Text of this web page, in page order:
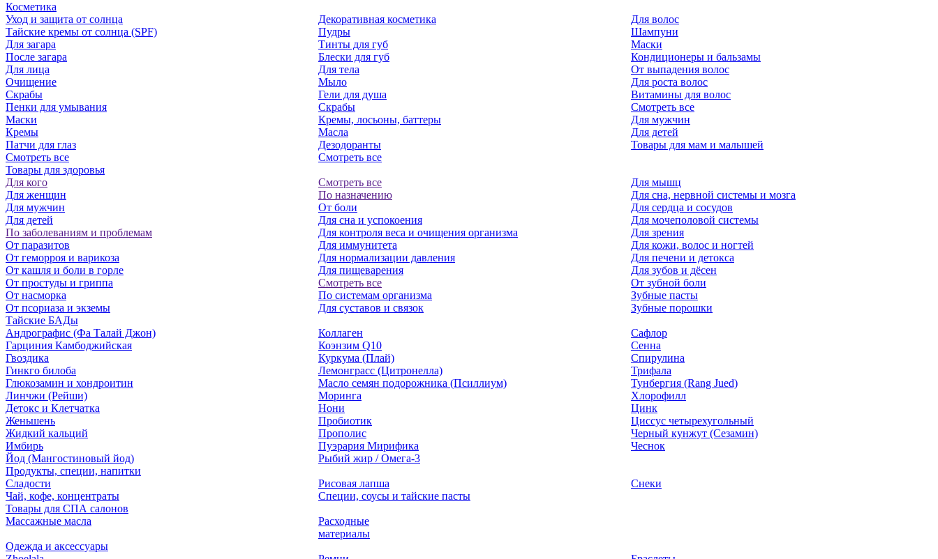
Косметика
Уход и защита от солнца
Тайские кремы от солнца (SPF)
Для загара
После загара
Для лица
Очищение
Скрабы
Пенки для умывания
Маски
Кремы
Патчи для глаз
Смотреть все
Декоративная косметика
Пудры
Тинты для губ
Блески для губ
Для тела
Мыло
Гели для душа
Скрабы
Кремы, лосьоны, баттеры
Масла
Дезодоранты
Смотреть все
Для волос
Шампуни
Маски
Кондиционеры и бальзамы
От выпадения волос
Для роста волос
Витамины для волос
Смотреть все
Для мужчин
Для детей
Товары для мам и малышей
Товары для здоровья
Для кого
Для женщин
Для мужчин
Для детей
По заболеваниям и проблемам
От паразитов
Oт геморроя и варикоза
От кашля и боли в горле
От простуды и гриппа
От насморка
Oт псориаза и экземы
Смотреть все
По назначению
От боли
Для сна и успокоения
Для контроля веса и очищения организма
Для иммунитета
Для нормализации давления
Для пищеварения
Смотреть все
По системам организма
Для суставов и связок
Для мышц
Для сна, нервной системы и мозга
Для сердца и сосудов
Для мочеполовой системы
Для зрения
Для кожи, волос и ногтей
Для печени и детокса
Для зубов и дёсен
От зубной боли
Зубные пасты
Зубные порошки
Тайские БАДы
Андрографис (Фа Талай Джон)
Гарциния Камбоджийская
Гвоздика
Гинкго билоба
Глюкозамин и хондроитин
Линчжи (Рейши)
Детокс и Клетчатка
Женьшень
Жидкий кальций
Имбирь
Йод (Мангостиновый йод)
Коллаген
Коэнзим Q10
Куркума (Плай)
Лемонграсс (Цитронелла)
Масло семян подорожника (Псиллиум)
Моринга
Нони
Пробиотик
Прополис
Пуэрария Мирифика
Рыбий жир / Омега-3
Сафлор
Сенна
Спирулина
Трифала
Тунбергия (Rang Jued)
Хлорофилл
Цинк
Циссус четырехугольный
Черный кунжут (Сезамин)
Чеснок
Продукты, специи, напитки
Сладости
Чай, кофе, концентраты
Рисовая лапша
Специи, соусы и тайские пасты
Снеки
Товары для СПА салонов
Массажные масла
Расходные
материалы
Одежда и аксессуары